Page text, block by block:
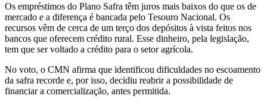
Os empréstimos do Plano Safra têm juros mais baixos do que os de
mercado e a diferença é bancada pelo Tesouro Nacional. Os
recursos vêm de cerca de um terço dos depósitos à vista feitos nos
bancos que oferecem crédito rural. Esse dinheiro, pela legislação,
tem que ser voltado a crédito para o setor agrícola.
No voto, o CMN afirma que identificou dificuldades no escoamento
da safra recorde e, por isso, decidiu reabrir a possibilidade de
financiar a comercialização, antes permitida.